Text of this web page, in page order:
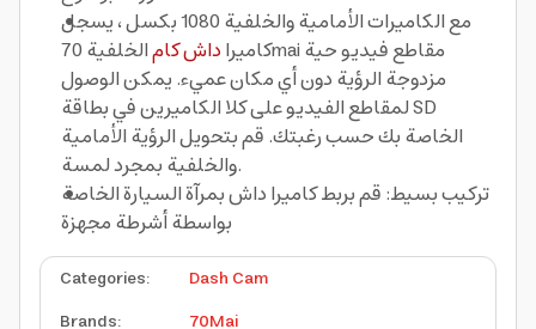
مع الكاميرات الأمامية والخلفية 1080 بكسل ، يسجل
كاميراداش كام
الخلفية 70mai مقاطع فيديو حية
مزدوجة الرؤية دون أي مكان عميء. يمكن الوصول
لمقاطع الفيديو على كلا الكاميرين في بطاقة SD
الخاصة بك حسب رغبتك. قم بتحويل الرؤية الأمامية
والخلفية بمجرد لمسة.
تركيب بسيط: قم بربط كاميرا داش بمرآة السيارة الخاصة
بواسطة أشرطة مجهزة
Categories:
Dash Cam
Brands: 70Mai